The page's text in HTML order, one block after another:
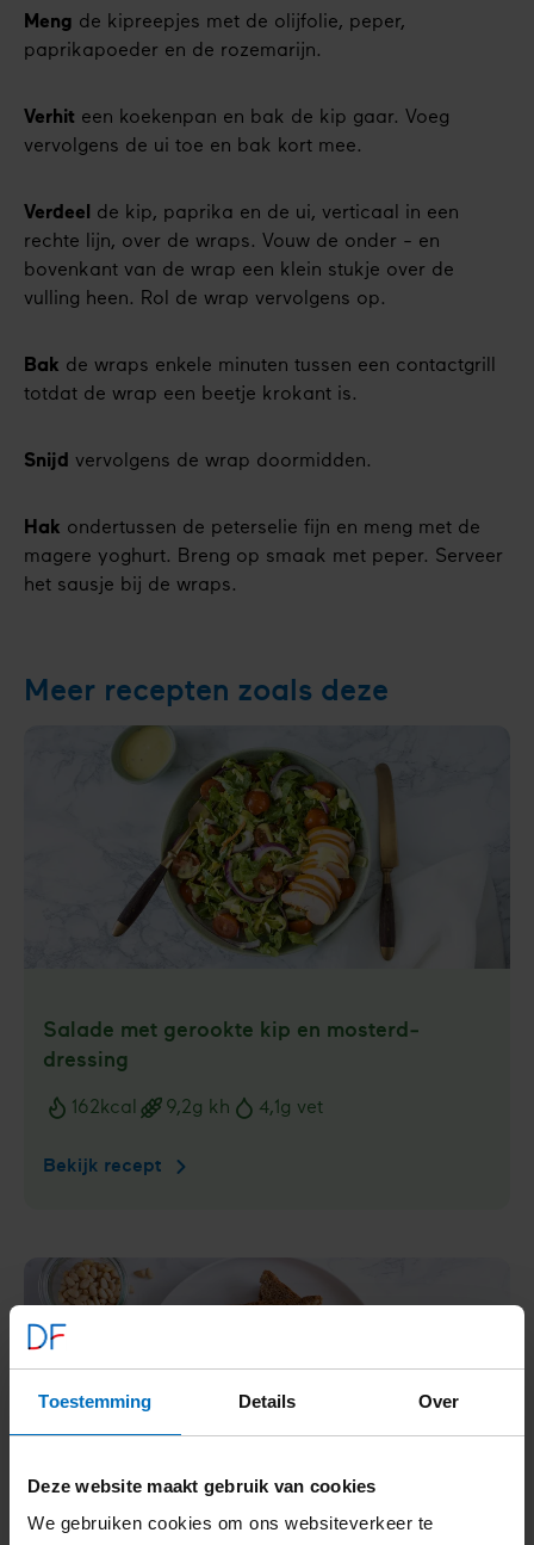
Toestemming Details Over
Deze website maakt gebruik van cookies
We gebruiken cookies om ons websiteverkeer te
Meng de kipreepjes met de olijfolie, peper,
paprikapoeder en de rozemarijn.
Verhit een koekenpan en bak de kip gaar. Voeg
vervolgens de ui toe en bak kort mee.
Verdeel
de kip, paprika en de ui, verticaal in een
rechte lijn, over de wraps. Vouw de onder - en
bovenkant van de wrap een klein stukje over de
vulling heen. Rol de wrap vervolgens op.
Bak de wraps enkele minuten tussen een contactgrill
totdat de wrap een beetje krokant is.
Snijd vervolgens de wrap doormidden.
Hak ondertussen de peterselie fijn en meng met de
magere yoghurt. Breng op smaak met peper. Serveer
het sausje bij de wraps.
Meer recepten zoals deze
Salade met gerookte kip en mosterd­
dressing
162kcal 9,2g kh 4,1 g vet
Bekijk recept Salade
mosterd­